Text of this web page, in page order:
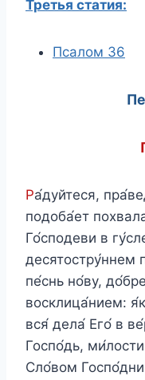
Третья статия:
Псалом 36
Ра́дуйтеся,
подоба́ет
Го́сподеви в
десятостру́ннем
пе́снь но́ву,
восклица́нием:
вся́ дела́ Его́ в
Госпо́дь,
Сло́вом